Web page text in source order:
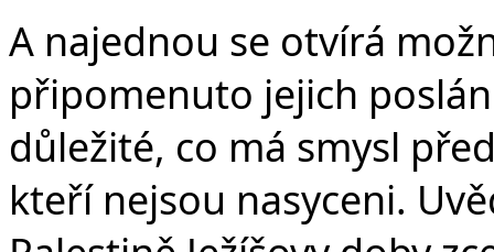
A najednou se otvírá
připomenuto jejich
důležité, co má smysl
kteří nejsou nasyceni.